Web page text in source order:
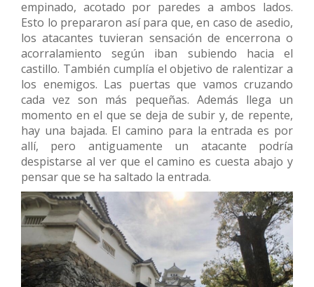
empinado, acotado por paredes a ambos lados.
Esto lo prepararon así para que, en caso de asedio,
los atacantes tuvieran sensación de encerrona o
acorralamiento según iban subiendo hacia el
castillo. También cumplía el objetivo de ralentizar a
los enemigos. Las puertas que vamos cruzando
cada vez son más pequeñas. Además llega un
momento en el que se deja de subir y, de repente,
hay una bajada. El camino para la entrada es por
allí, pero antiguamente un atacante podría
despistarse al ver que el camino es cuesta abajo y
pensar que se ha saltado la entrada.